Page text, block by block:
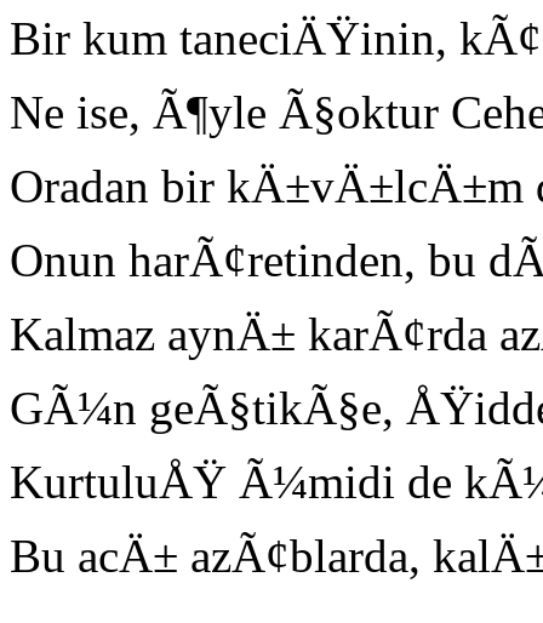
Bir kum taneciÄŸinin,
Ne ise, Ã¶yle Ã§oktur
Oradan bir kÄ±vÄ±lcÄ±m
Onun harÃ¢retinden, bu
Kalmaz aynÄ± karÃ¢rda
GÃ¼n geÃ§tikÃ§e,
KurtuluÅŸ Ã¼midi de
Bu acÄ± azÃ¢blarda,